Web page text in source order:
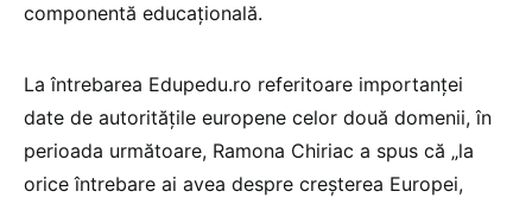
componentă educațională.
La întrebarea Edupedu.ro referitoare importanței
date de autoritățile europene celor două domenii, în
perioada următoare, Ramona Chiriac a spus că „la
orice întrebare ai avea despre creșterea Europei,